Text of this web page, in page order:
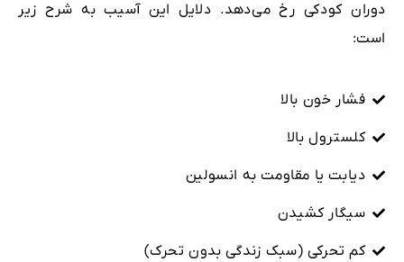
دوران کودکی رخ می‌دهد. دلایل این آسیب به شرح زیر
است:
فشار خون بالا
کلسترول بالا
دیابت یا مقاومت به انسولین
سیگار کشیدن
کم تحرکی (سبک زندگی بدون تحرک)